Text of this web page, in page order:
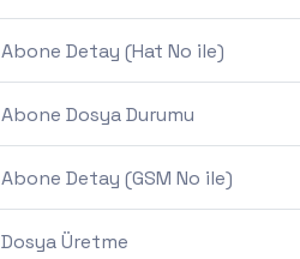
Abone Detay (Hat No ile)
Abone Dosya Durumu
Abone Detay (GSM No ile)
Dosya Üretme